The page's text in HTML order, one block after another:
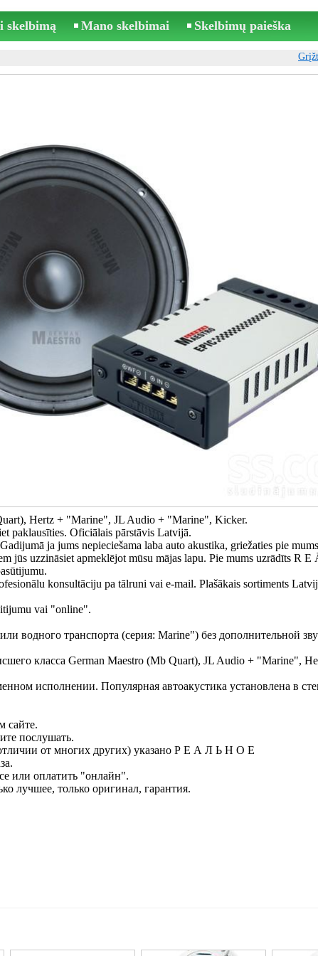
skelbimą Mano skelbimai Skelbimų paieška
Hertz + "Marine", JL Audio + "Marine", Kicker.
paklausīties. Oficiālais pārstāvis Latvijā.
ja jums nepieciešama laba auto akustika, griežaties pie
jūs uzzināsiet apmeklējot mūsu mājas lapu. Pie mums uzrādīts R E
konsultāciju pa tālruni vai e-mail. Plašākais sortiments
vai "online".
водного транспорта (серия: Marine") без дополнительной
класса German Maestro (Mb Quart), JL Audio + "Marine",
исполнении. Популярная автоакустика установлена в
сайте.
послушать.
от многих других) указано Р Е А Л Ь Н О Е
или оплатить "онлайн".
лучшее, только оригинал, гарантия.